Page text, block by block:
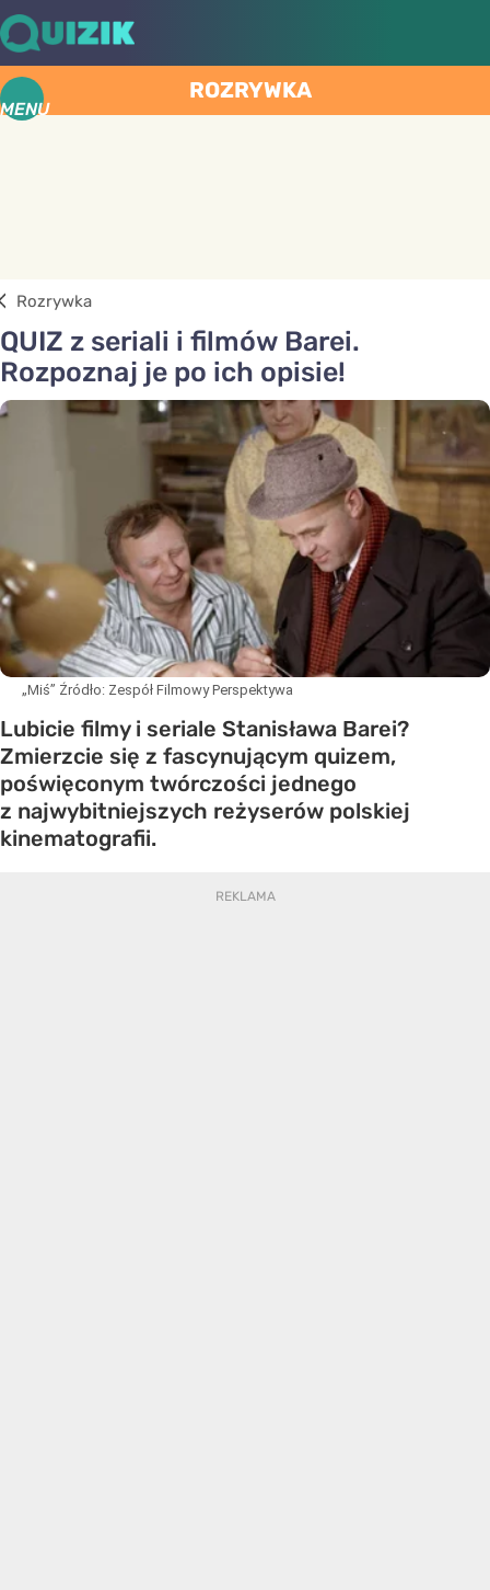
MENU
ROZRYWKA
Rozrywka
QUIZ z seriali i filmów Barei.
Rozpoznaj je po ich opisie!
„Miś” Źródło: Zespół Filmowy Perspektywa
Lubicie filmy i seriale Stanisława Barei?
Zmierzcie się z fascynującym quizem,
poświęconym twórczości jednego
z najwybitniejszych reżyserów polskiej
kinematografii.